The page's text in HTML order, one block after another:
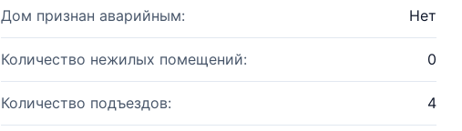
Дом признан аварийным: Нет
Количество нежилых помещений: 0
Количество подъездов: 4